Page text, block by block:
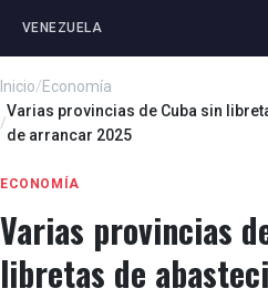
VENEZUELA
Inicio/Economía
/
Varias provincias de Cuba sin
de arrancar 2025
ECONOMÍA
Varias provincias
libretas de